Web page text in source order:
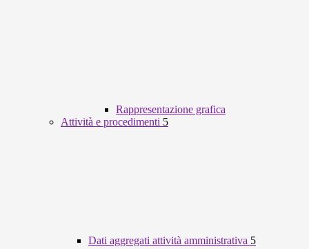
Rappresentazione grafica
Attività e procedimenti 5
Dati aggregati attività amministrativa 5